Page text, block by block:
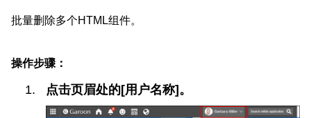
批量删除多个HTML组件。
操作步骤：
点击页眉处的[用户名称]。